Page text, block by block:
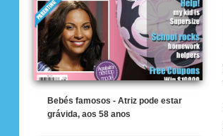
Bebés famosos - Atriz pode estar
grávida, aos 58 anos